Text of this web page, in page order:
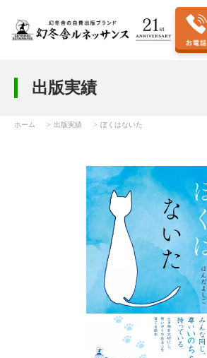
出版実績
ホーム 出版実績 ぼくはないた